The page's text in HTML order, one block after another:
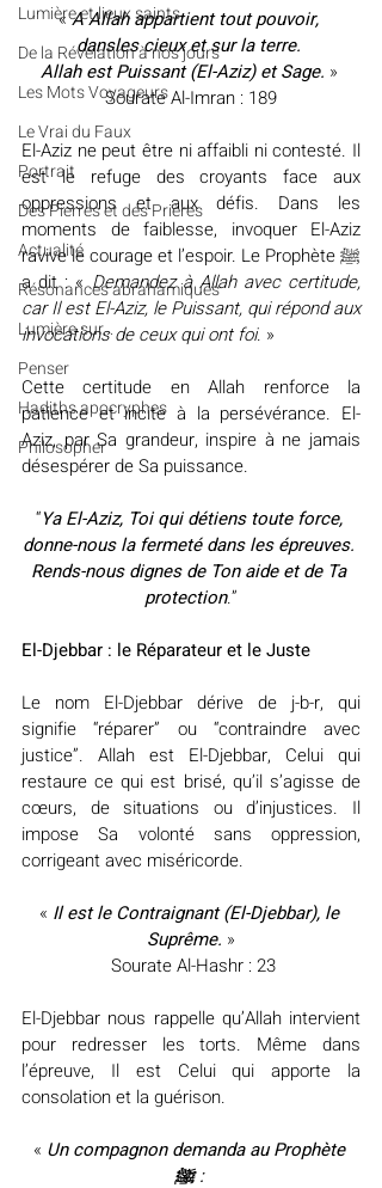
Lumière et lieux saints
De la Révélation à nos jours
Les Mots Voyageurs
Le Vrai du Faux
Portrait
Des Pierres et des Prières
Actualité
Résonances abrahamiques
Lumière sur...
Penser
Hadiths apocryphes
Philosopher
«A Allah appartient tout pouvoir,
dansles cieux et sur la terre.
Allah est Puissant (El-Aziz) et Sage. »
Sourate Al-Imran : 189
El-Aziz ne peut être ni affaibli ni contesté. Il
est le refuge des croyants face aux
oppressions et aux défis. Dans les
moments de faiblesse, invoquer El-Aziz
ravive le courage et l’espoir. Le Prophète ﷺ
a dit : « Demandez à Allah avec certitude,
car Il est El-Aziz, le Puissant, qui répond aux
invocations de ceux qui ont foi. »
Cette certitude en Allah renforce la
patience et incite à la persévérance. El-
Aziz, par Sa grandeur, inspire à ne jamais
désespérer de Sa puissance.
“Ya El-Aziz, Toi qui détiens toute force,
donne-nous la fermeté dans les épreuves.
Rends-nous dignes de Ton aide et de Ta
protection.”
El-Djebbar : le Réparateur et le Juste
Le nom El-Djebbar dérive de j-b-r, qui
signifie “réparer” ou “contraindre avec
justice”. Allah est El-Djebbar, Celui qui
restaure ce qui est brisé, qu’il s’agisse de
cœurs, de situations ou d’injustices. Il
impose Sa volonté sans oppression,
corrigeant avec miséricorde.
« Il est le Contraignant (El-Djebbar), le
Suprême. »
Sourate Al-Hashr : 23
El-Djebbar nous rappelle qu’Allah intervient
pour redresser les torts. Même dans
l’épreuve, Il est Celui qui apporte la
consolation et la guérison.
« Un compagnon demanda au Prophète
ﷺ :